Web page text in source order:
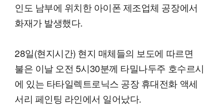
인도 남부에 위치한 아이폰 제조업체 공장에서
화재가 발생했다.
28일(현지시간) 현지 매체들의 보도에 따르면
불은 이날 오전 5시30분께 타밀나두주 호수르시
에 있는 타타일렉트로닉스 공장 휴대전화 액세
서리 페인팅 라인에서 일어났다.